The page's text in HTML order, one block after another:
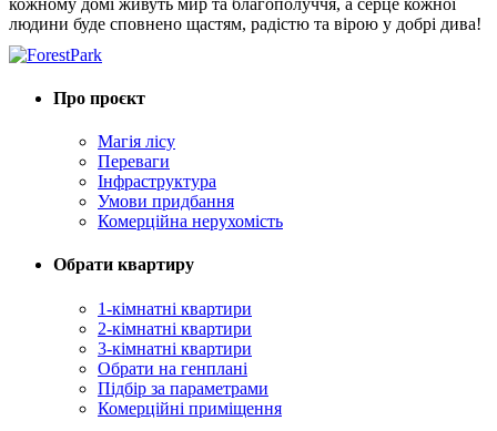
людини буде сповнено щастям, радістю та вірою у добрі дива!
Про проєкт
Магія лісу
Переваги
Інфраструктура
Умови придбання
Комерційна нерухомість
Обрати квартиру
1-кімнатні квартири
2-кімнатні квартири
3-кімнатні квартири
Обрати на генплані
Підбір за параметрами
Комерційні приміщення